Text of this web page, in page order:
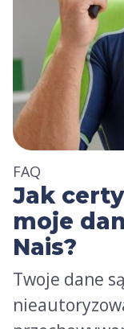
FAQ
Jak
moje
Nais?
Twoje dane